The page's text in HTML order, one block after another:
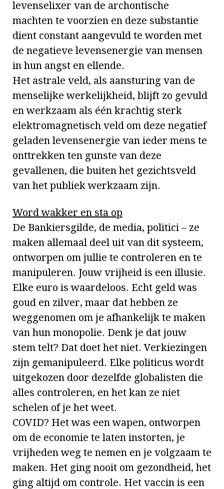
levenselixer van de archontische
machten te voorzien en deze substantie
dient constant aangevuld te worden met
de negatieve levensenergie van mensen
in hun angst en ellende.
Het astrale veld, als aansturing van de
menselijke werkelijkheid, blijft zo gevuld
en werkzaam als één krachtig sterk
elektromagnetisch veld om deze negatief
geladen levensenergie van ieder mens te
onttrekken ten gunste van deze
gevallenen, die buiten het gezichtsveld
van het publiek werkzaam zijn.
Word wakker en sta op
De Bankiersgilde, de media, politici – ze
maken allemaal deel uit van dit systeem,
ontworpen om jullie te controleren en te
manipuleren. Jouw vrijheid is een illusie.
Elke euro is waardeloos. Echt geld was
goud en zilver, maar dat hebben ze
weggenomen om je afhankelijk te maken
van hun monopolie. Denk je dat jouw
stem telt? Dat doet het niet. Verkiezingen
zijn gemanipuleerd. Elke politicus wordt
uitgekozen door dezelfde globalisten die
alles controleren, en het kan ze niet
schelen of je het weet.
COVID? Het was een wapen, ontworpen
om de economie te laten instorten, je
vrijheden weg te nemen en je volgzaam te
maken. Het ging nooit om gezondheid, het
ging altijd om controle. Het vaccin is een